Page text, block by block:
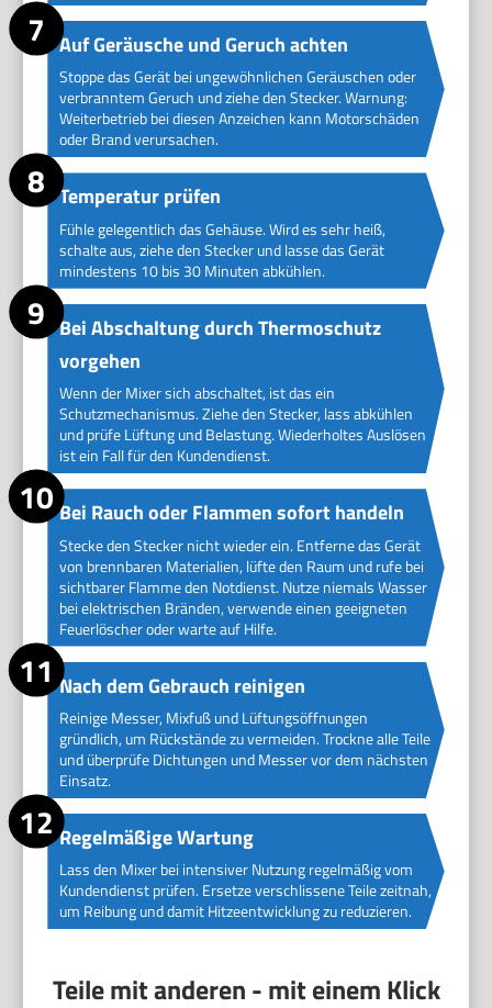
Auf Geräusche und Geruch achten
Stoppe das Gerät bei ungewöhnlichen Geräuschen oder
verbranntem Geruch und ziehe den Stecker. Warnung:
Weiterbetrieb bei diesen Anzeichen kann Motorschäden
oder Brand verursachen.
Temperatur prüfen
Fühle gelegentlich das Gehäuse. Wird es sehr heiß,
schalte aus, ziehe den Stecker und lasse das Gerät
mindestens 10 bis 30 Minuten abkühlen.
Bei Abschaltung durch Thermoschutz
vorgehen
Wenn der Mixer sich abschaltet, ist das ein
Schutzmechanismus. Ziehe den Stecker, lass abkühlen
und prüfe Lüftung und Belastung. Wiederholtes Auslösen
ist ein Fall für den Kundendienst.
Bei Rauch oder Flammen sofort handeln
Stecke den Stecker nicht wieder ein. Entferne das Gerät
von brennbaren Materialien, lüfte den Raum und rufe bei
sichtbarer Flamme den Notdienst. Nutze niemals Wasser
bei elektrischen Bränden, verwende einen geeigneten
Feuerlöscher oder warte auf Hilfe.
Nach dem Gebrauch reinigen
Reinige Messer, Mixfuß und Lüftungsöffnungen
gründlich, um Rückstände zu vermeiden. Trockne alle Teile
und überprüfe Dichtungen und Messer vor dem nächsten
Einsatz.
Regelmäßige Wartung
Lass den Mixer bei intensiver Nutzung regelmäßig vom
Kundendienst prüfen. Ersetze verschlissene Teile zeitnah,
um Reibung und damit Hitzeentwicklung zu reduzieren.